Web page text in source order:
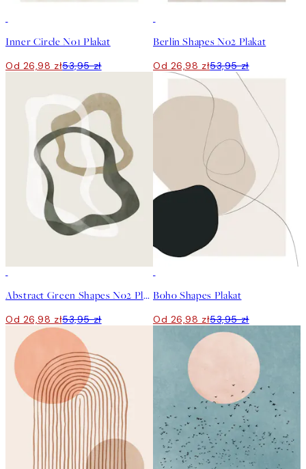
Inner Circle No1 Plakat
Od 26,98 zł53,95 zł
Berlin Shapes No2 Plakat
Od 26,98 zł53,95 zł
Abstract Green Shapes No2 Plakat
Od 26,98 zł53,95 zł
Boho Shapes Plakat
Od 26,98 zł53,95 zł